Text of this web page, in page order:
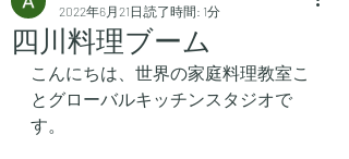
四川料理ブーム
2022年6月21日 読了時間: 1分
こんにちは、世界の家庭料理教室こ
とグローバルキッチンスタジオで
す。